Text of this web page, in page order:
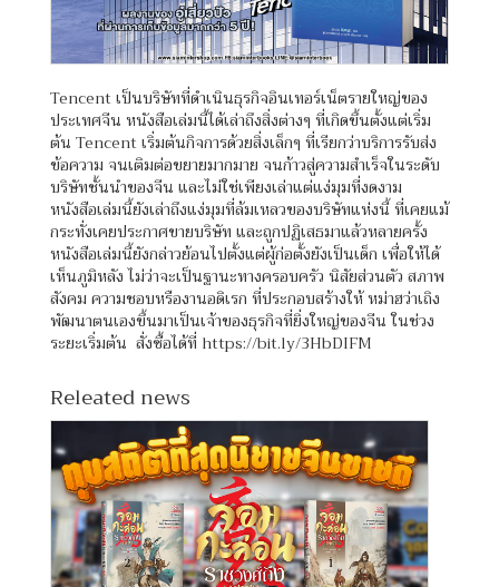
Tencent เป็นบริษัทที่ดำเนินธุรกิจอินเทอร์เน็ตรายใหญ่ของ
ประเทศจีน หนังสือเล่มนี้ได้เล่าถึงสิ่งต่างๆ ที่เกิดขึ้นตั้งแต่เริ่ม
ต้น Tencent เริ่มต้นกิจการด้วยสิ่งเล็กๆ ที่เรียกว่าบริการรับส่ง
ข้อความ จนเติมต่อขยายมากมาย จนก้าวสู่ความสำเร็จในระดับ
บริษัทชั้นนำของจีน และไม่ใช่เพียงเล่าแต่แง่มุมที่งดงาม
หนังสือเล่มนี้ยังเล่าถึงแง่มุมที่ล้มเหลวของบริษัทแห่งนี้ ที่เคยแม้
กระทั่งเคยประกาศขายบริษัท และถูกปฏิเสธมาแล้วหลายครั้ง
หนังสือเล่มนี้ยังกล่าวย้อนไปตั้งแต่ผู้ก่อตั้งยังเป็นเด็ก เพื่อให้ได้
เห็นภูมิหลัง ไม่ว่าจะเป็นฐานะทางครอบครัว นิสัยส่วนตัว สภาพ
สังคม ความชอบหรืองานอดิเรก ที่ประกอบสร้างให้ หม่าฮว่าเถิง
พัฒนาตนเองขึ้นมาเป็นเจ้าของธุรกิจที่ยิ่งใหญ่ของจีน ในช่วง
ระยะเริ่มต้น สั่งซื้อได้ที่ https://bit.ly/3HbDIFM
Releated news